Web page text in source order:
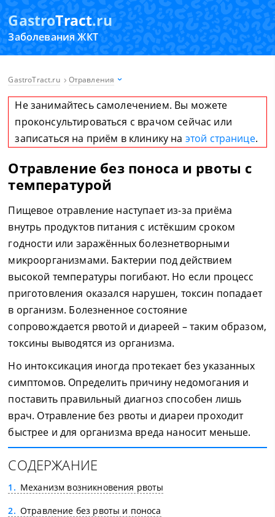
GastroTract.ru
Заболевания ЖКТ
GastroTract.ru Отравления
Не занимайтесь самолечением. Вы можете
проконсультироваться с врачом сейчас или
записаться на приём в клинику на этой странице.
Отравление без поноса и рвоты с
температурой
Пищевое отравление наступает из-за приёма
внутрь продуктов питания с истёкшим сроком
годности или заражённых болезнетворными
микроорганизмами. Бактерии под действием
высокой температуры погибают. Но если процесс
приготовления оказался нарушен, токсин попадает
в организм. Болезненное состояние
сопровождается рвотой и диареей – таким образом,
токсины выводятся из организма.
Но интоксикация иногда протекает без указанных
симптомов. Определить причину недомогания и
поставить правильный диагноз способен лишь
врач. Отравление без рвоты и диареи проходит
быстрее и для организма вреда наносит меньше.
СОДЕРЖАНИЕ
1
Механизм возникновения рвоты
2
Отравление без рвоты и поноса